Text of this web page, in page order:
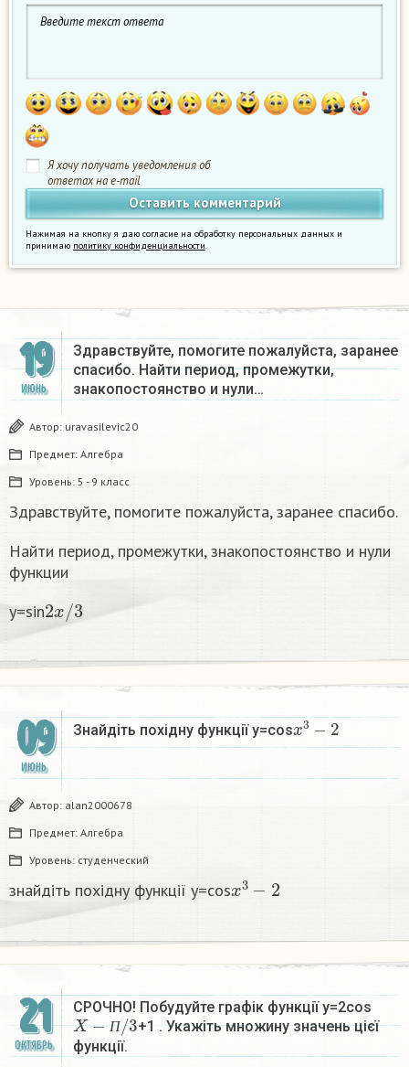
Я хочу получать уведомления об
ответах на e-mail
Нажимая на кнопку я даю согласие на обработку персональных данных и
принимаю политику конфиденциальности.
19
ИЮНЬ
Здравствуйте, помогите пожалуйста, заранее
спасибо. Найти период, промежутки,
знакопостоянство и нули…
Автор: uravasilevic20
Предмет: Алгебра
Уровень: 5 - 9 класс
Здравствуйте, помогите пожалуйста, заранее спасибо.
Найти период, промежутки, знакопостоянство и нули
функции
y=sin
2 3
09
ИЮНЬ
Знайдіть похідну функції у=cos
x3−2
Автор: alan2000678
Предмет: Алгебра
Уровень: студенческий
знайдіть похідну функції у=cos
3
21
ОКТЯБРЬ
СРОЧНО! Побудуйте графік функції y=2cos
П
X−П/3
+1 . Укажіть множину значень цієї
функції.